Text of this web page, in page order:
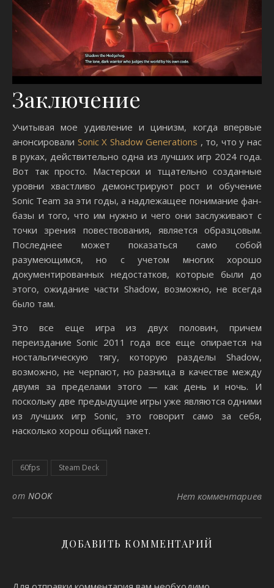
Заключение
Учитывая мое удивление и цинизм, когда впервые
анонсировали Sonic X Shadow Generations , то, что у нас
в руках, действительно одна из лучших игр 2024 года.
Вот так просто. Мастерски и тщательно созданные
уровни хвастливо демонстрируют рост и обучение
Sonic Team за эти годы, а надлежащее понимание фан-
базы и того, что им нужно и чего они заслуживают с
точки зрения повествования, является образцовым.
Последнее может показаться само собой
разумеющимся, но с учетом многих хорошо
документированных недостатков, которые были до
этого, ожидание части Shadow, возможно, не всегда
было там.
Это все еще игра из двух половин, причем
переиздание Sonic 2011 года все еще опирается на
ностальгическую тягу, которую разделы Shadow,
возможно, не черпают, но разница в качестве между
двумя за пределами этого — как день и ночь. И
поскольку две предыдущие игры уже являются одними
из лучших игр Sonic, это говорит само за себя,
насколько хорош общий пакет.
60fps Steam Deck
от NOOK Нет комментариев
ДОБАВИТЬ КОММЕНТАРИЙ